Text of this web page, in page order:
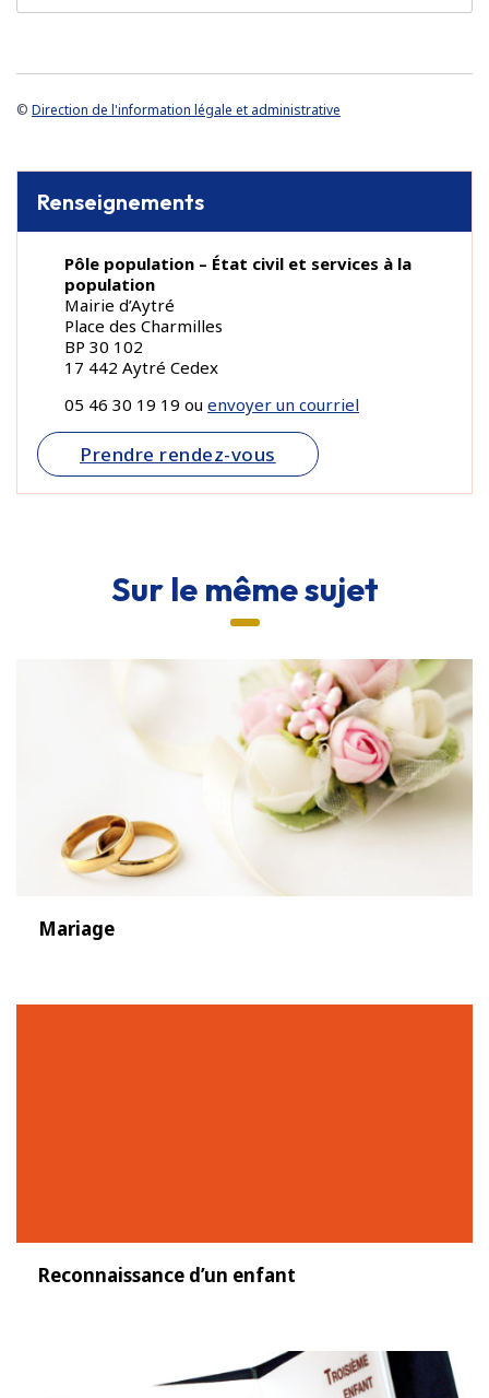
© Direction de l'information légale et administrative
Renseignements
Pôle population – État civil et services à la
population
Mairie d’Aytré
Place des Charmilles
BP 30 102
17 442 Aytré Cedex
05 46 30 19 19 ou envoyer un courriel
Prendre rendez-vous
Sur le même sujet
Mariage
Reconnaissance d’un enfant